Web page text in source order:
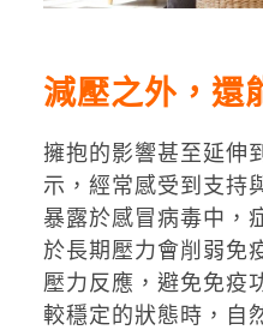
減壓之外，還
擁抱的影響甚至延伸
示，經常感受到支持
暴露於感冒病毒中，
於長期壓力會削弱免
壓力反應，避免免疫
較穩定的狀態時，自